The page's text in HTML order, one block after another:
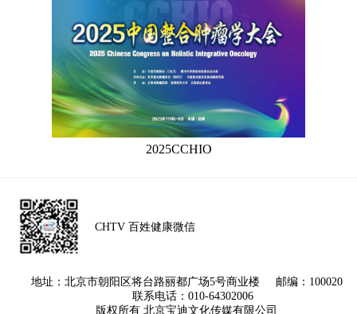
2025CCHIO
CHTV 百姓健康微信
地址：北京市朝阳区将台路丽都广场5号商业楼 邮编：100020
联系电话：010-64302006
版权所有 北京宝迪文化传媒有限公司